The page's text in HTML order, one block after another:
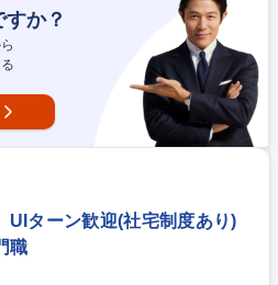
、来店誘致・取引拡大等に向けた取り組
お客様の対応や、お取引のあるお客様の
勤無】金融業
し ※ミドルシニア可
すか？
UIターン歓迎(社宅制度あり)
職